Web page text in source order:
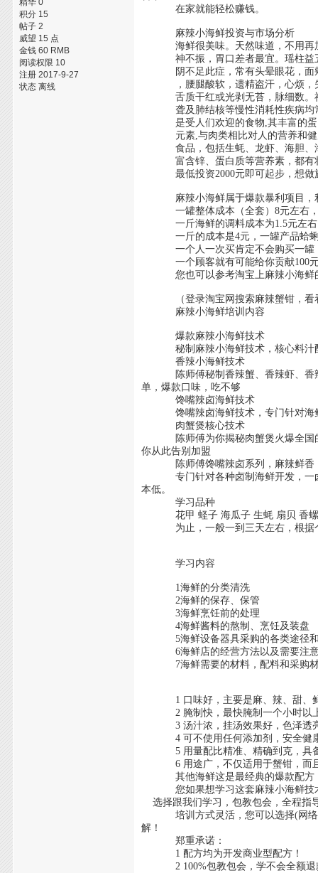
精华 0
积分 15
帖子 2
威望 15 点
金钱 60 RMB
阅读权限 10
注册 2017-9-27
状态 离线
在家就能轻松赚钱。
麻辣小海鲜投资与市场分析
海鲜很美味。天然味道，不用再加
神不振，胃口差者最宜。瑶柱益五
阴不足此症，常有头晕眼花，面颊
，腰腿酸软，遗精盗汗，心烦，失
舌质干红或光剥无苔，脉细数。神
聋及肺结核等慢性消耗性疾病均常
是受人们欢迎的食物,其丰富的蛋
元素,与肉类相比对人的营养和健
食品，包括生蚝、龙虾、海胆、海
富含锌、蛋白质等营养素，都有
最低投资2000元即可起步，想做旗
麻辣小海鲜属于爆款暴利项目，利
一罐整体成本（全套）8元左右，
一斤海鲜的调料成本为1.5元左右
一斤的成本是4元，一罐产品蛤蜊
一个人一次买肯定不会购买一罐，
一个顾客就有可能给你贡献100元
您也可以参考淘宝上麻辣小海鲜的
（登录淘宝网搜索麻辣蟹钳，看
麻辣小海鲜培训内容
爆款麻辣小海鲜技术
秘制麻辣小海鲜技术，核心料汁配
香辣小海鲜技术
陈师傅秘制香辣蟹、香辣虾、香辣
单，爆款口味，吃不够
馋嘴辣卤海鲜技术
馋嘴辣卤海鲜技术，专门针对海鲜
肉蟹煲核心技术
陈师傅为你揭秘肉蟹煲火爆全国的
你从此告别加盟
陈师傅馋嘴辣卤系列，麻辣鲜香，
专门针对各种卤制海鲜开发，一卤
本低。
学习品种
花甲 蛏子 海瓜子 生蚝 扇贝 香螺 花
为止，一般一到三天左右，根据
学习内容
1海鲜的分类清洗
2海鲜的保存、保管
3海鲜烹饪前的处理
4海鲜酱料的熬制、烹饪及装盘
5海鲜设备器具采购的各类途径
6海鲜店的经营方法以及需要注意
7海鲜需要的材料，配料和采购材
1 口味好，主要是麻、辣、甜、鲜
2 腌制快，最快腌制一个小时以上
3 汤汁浓，挂汤效果好，色泽透
4 可不使用任何添加剂，安全健康
5 用量配比精准、精确到克，具备
6 用途广，不仅适用于蟹钳，而且
其他海鲜这是最经典的爆款配方
您如果想学习这套麻辣小海鲜技术
选择跟我们学习，包教包会，全程指
培训方式灵活，您可以选择(网络培
解！
郑重承诺：
1 配方均为开发商业型配方！
2 100%包教包会，学不会全额退